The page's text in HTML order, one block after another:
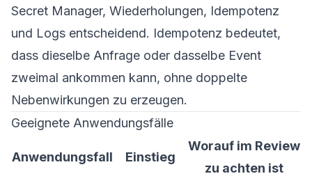
Secret Manager, Wiederholungen, Idempotenz
und Logs entscheidend. Idempotenz bedeutet,
dass dieselbe Anfrage oder dasselbe Event
zweimal ankommen kann, ohne doppelte
Nebenwirkungen zu erzeugen.
Geeignete Anwendungsfälle
Anwendungsfall Einstieg
Worauf im Review
zu achten ist